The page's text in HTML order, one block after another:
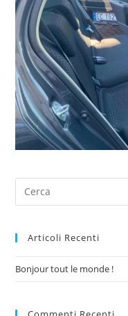
Articoli Recenti
Bonjour tout le monde !